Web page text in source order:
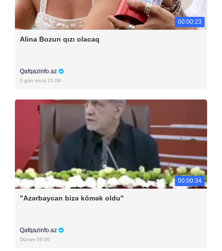
00:00:23
Alina Bozun qızı olacaq
Qafqazinfo.az
2 gün öncə 21:09
00:00:34
"Azərbaycan bizə kömək oldu"
Qafqazinfo.az
Dünən 09:00